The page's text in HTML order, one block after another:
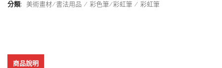
分類: 美術畫材/書法用品 彩色筆/彩虹筆 彩虹筆
商品說明